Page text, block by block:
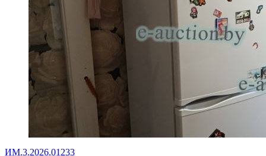
ИМ.3.2026.01233